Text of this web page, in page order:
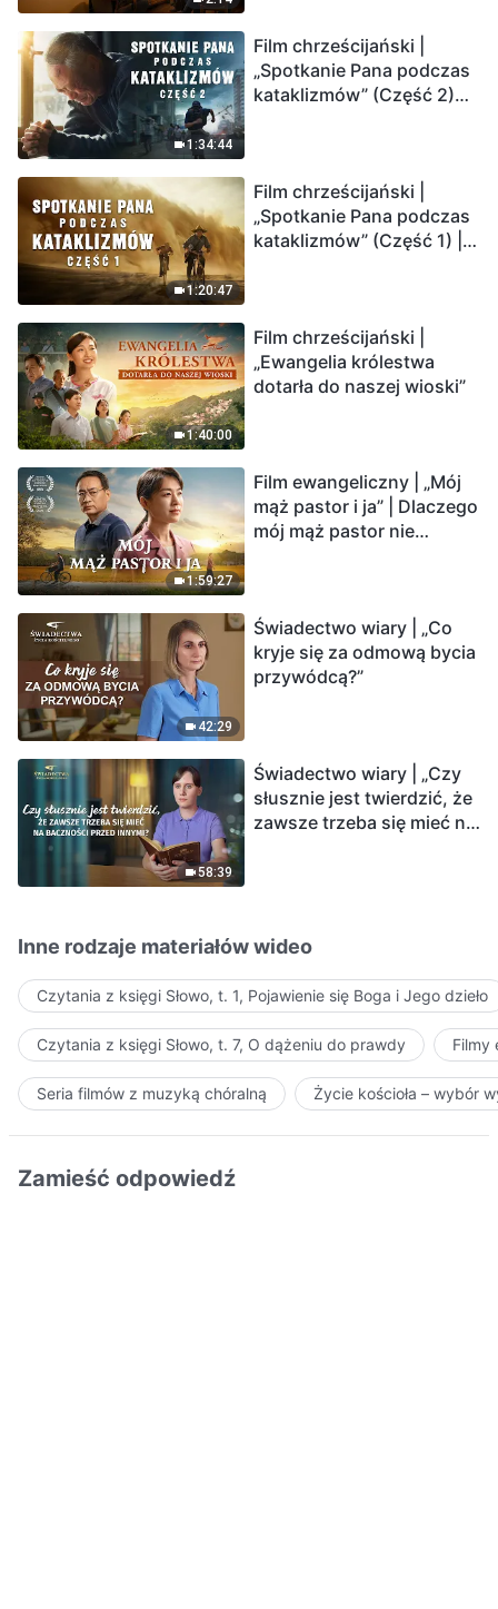
1:34:44
Film chrześcijański |
„Spotkanie Pana podczas
kataklizmów” (Część 2)
Ludzkość weszła w
odliczanie. Czy znalazłeś
już drogę ocalenia?
1:20:47
Film chrześcijański |
„Spotkanie Pana podczas
kataklizmów” (Część 1) |
1:40:00
Film chrześcijański |
„Ewangelia królestwa
dotarła do naszej wioski”
1:59:27
Film ewangeliczny | „Mój
mąż pastor i ja” | Dlaczego
mój mąż pastor nie
42:29
Świadectwo wiary | „Co
kryje się za odmową bycia
przywódcą?”
58:39
Świadectwo wiary | „Czy
słusznie jest twierdzić, że
zawsze trzeba się mieć na
Inne rodzaje materiałów wideo
Czytania z księgi Słowo, t. 1, Pojawienie się Boga i Jego dzieło
Czytania z księgi Słowo, t. 7, O dążeniu do prawdy Filmy
Seria filmów z muzyką chóralną Życie kościoła – wybór
Zamieść odpowiedź